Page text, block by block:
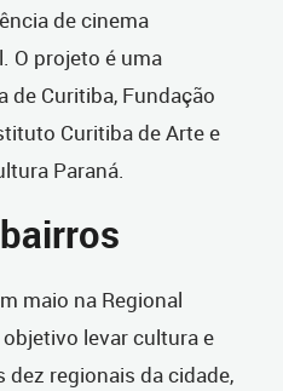
de cinema
O projeto é uma
de Curitiba, Fundação
Curitiba de Arte e
Paraná.
maio na Regional
levar cultura e
regionais da cidade,